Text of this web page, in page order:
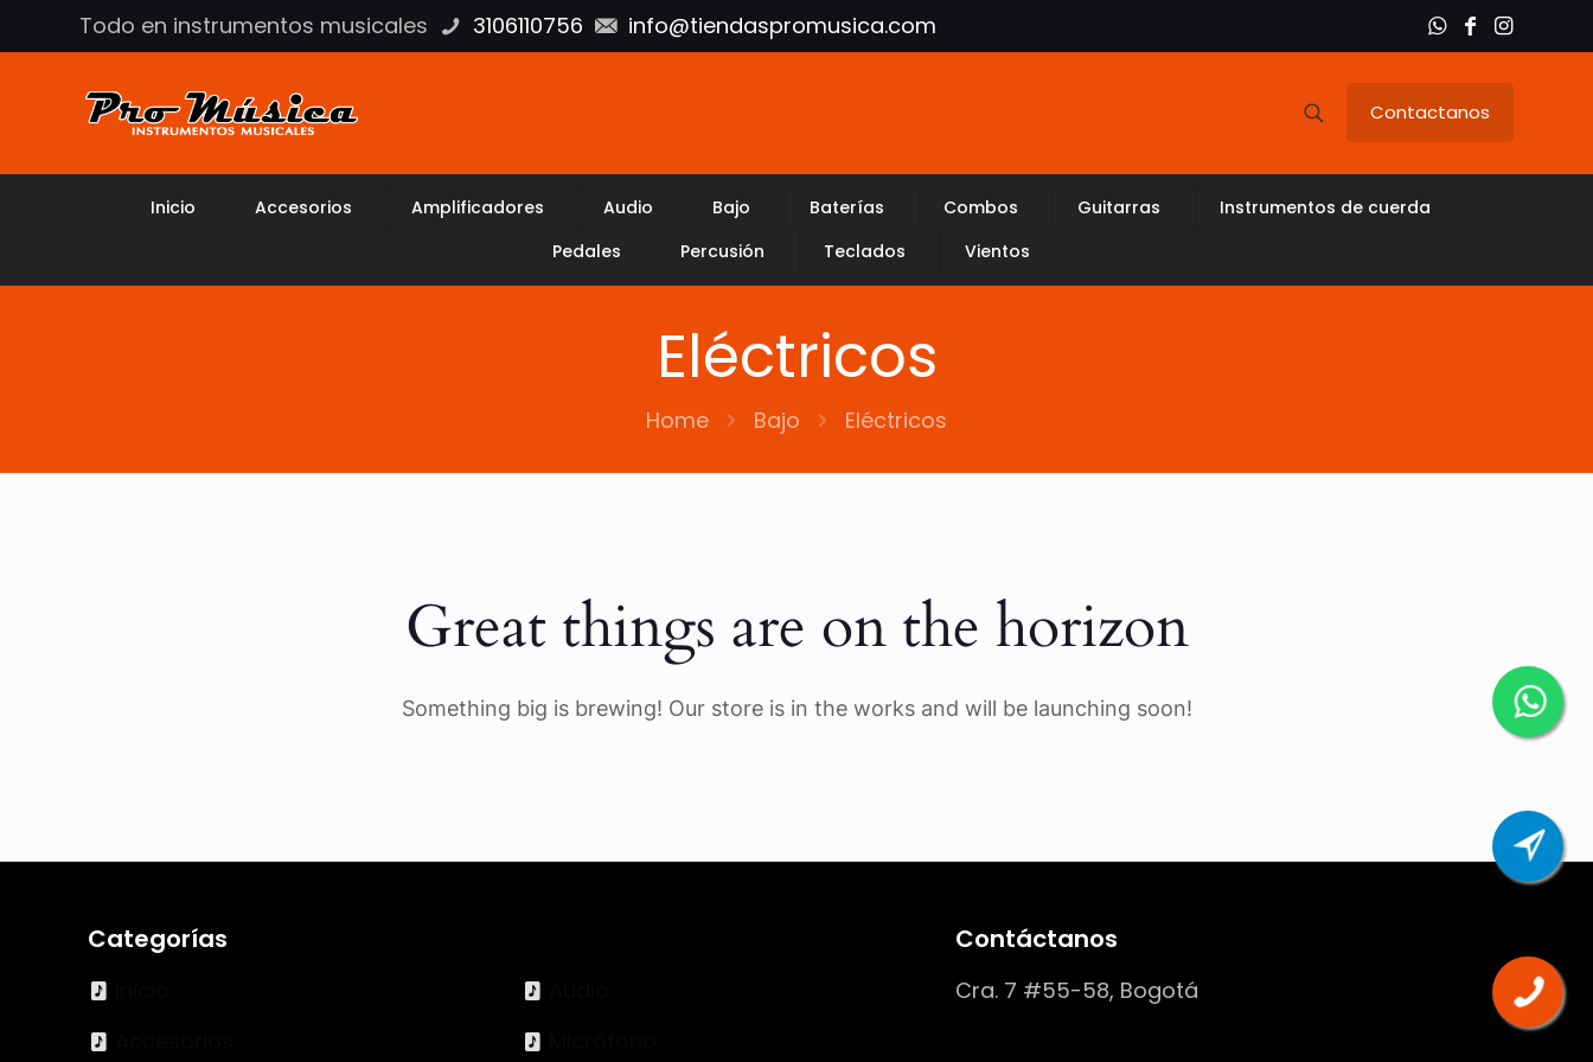
Todo en instrumentos musicales 3106110756 info@tiendaspromusica.com
Contactanos
Inicio Accesorios Amplificadores Audio Bajo Baterías Combos Guitarras
Instrumentos de cuerda
Pedales
Percusión Teclados Vientos
Eléctricos
Home Bajo Eléctricos
Great things are on the horizon
Something big is brewing! Our store is in the works and will be launching soon!
Categorías Contáctanos
Cra. 7 #55-58, Bogotá